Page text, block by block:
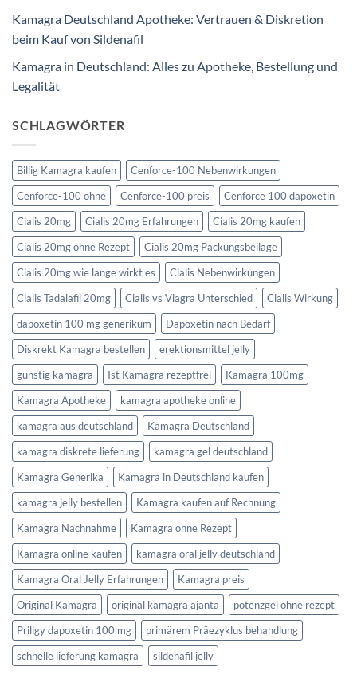
Kamagra Deutschland Apotheke: Vertrauen & Diskretion
beim Kauf von Sildenafil
Kamagra in Deutschland: Alles zu Apotheke, Bestellung und
Legalität
SCHLAGWÖRTER
Billig Kamagra kaufen
Cenforce-100 Nebenwirkungen
Cenforce-100 ohne
Cenforce-100 preis
Cenforce 100 dapoxetin
Cialis 20mg
Cialis 20mg Erfahrungen
Cialis 20mg kaufen
Cialis 20mg ohne Rezept
Cialis 20mg Packungsbeilage
Cialis 20mg wie lange wirkt es
Cialis Nebenwirkungen
Cialis Tadalafil 20mg
Cialis vs Viagra Unterschied
Cialis Wirkung
dapoxetin 100 mg generikum
Dapoxetin nach Bedarf
Diskrekt Kamagra bestellen
erektionsmittel jelly
günstig kamagra
Ist Kamagra rezeptfrei
Kamagra 100mg
Kamagra Apotheke
kamagra apotheke online
kamagra aus deutschland
Kamagra Deutschland
kamagra diskrete lieferung
kamagra gel deutschland
Kamagra Generika
Kamagra in Deutschland kaufen
kamagra jelly bestellen
Kamagra kaufen auf Rechnung
Kamagra Nachnahme
Kamagra ohne Rezept
Kamagra online kaufen
kamagra oral jelly deutschland
Kamagra Oral Jelly Erfahrungen
Kamagra preis
Original Kamagra
original kamagra ajanta
potenzgel ohne rezept
Priligy dapoxetin 100 mg
primärem Präezyklus behandlung
schnelle lieferung kamagra
sildenafil jelly